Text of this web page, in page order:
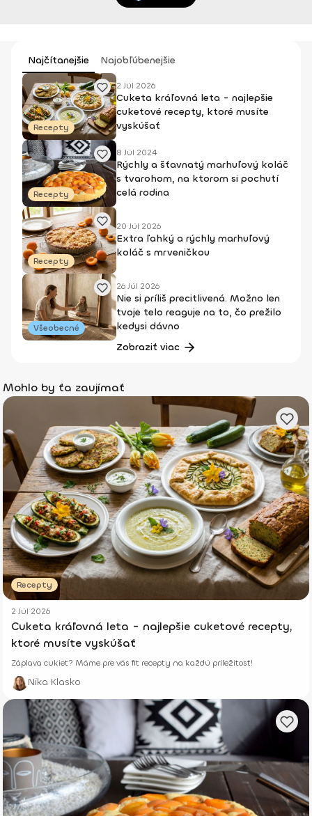
Najčítanejšie Najobľúbenejšie
Recepty
2 Júl 2026
Cuketa kráľovná leta - najlepšie
cuketové recepty, ktoré musíte
vyskúšať
Recepty
8 Júl 2024
Rýchly a šťavnatý marhuľový koláč
s tvarohom, na ktorom si pochutí
celá rodina
Recepty
20 Júl 2026
Extra ľahký a rýchly marhuľový
koláč s mrveničkou
Všeobecné
26 Júl 2026
Nie si príliš precitlivená. Možno len
tvoje telo reaguje na to, čo prežilo
kedysi dávno
Zobraziť viac
Mohlo by ťa zaujímať
Recepty
2 Júl 2026
Cuketa kráľovná leta - najlepšie cuketové recepty,
ktoré musíte vyskúšať
Záplava cukiet? Máme pre vás fit recepty na každú príležitosť!
Nika Klasko